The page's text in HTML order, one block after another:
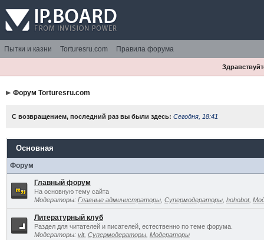
Пытки и казни Torturesru.com Правила форума
Форум Torturesru.com
С возвращением, последний раз вы были здесь: Сегодня, 18:41
Основная
Форум
Главный форум
На основную тему сайта
Модераторы: Главные администраторы, Супермодераторы, hohobot,
Литературный клуб
Раздел для читателей и писателей, естественно по теме форума.
Модераторы: vlt, Супермодераторы, Модераторы